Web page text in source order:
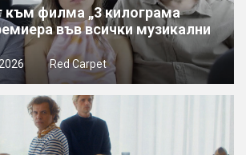
към филма „3 килограма
във всички музикални
Red Carpet